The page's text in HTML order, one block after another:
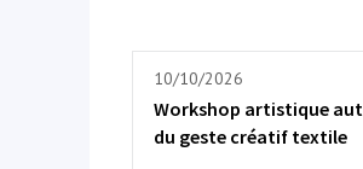
10/10/2026
Workshop artistique
du geste créatif textile